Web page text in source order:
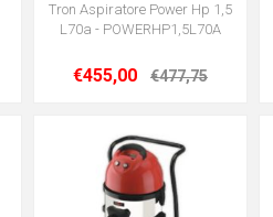
Tron Aspiratore Power Hp 1,5
L70a - POWERHP1,5L70A
€455,00 €477,75